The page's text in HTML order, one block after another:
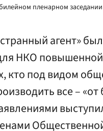
пленарном
агент»
НКО
кто под видом
все –